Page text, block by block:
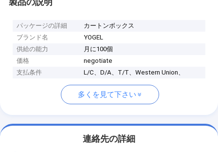
パッケージの詳細
カートンボックス
ブランド名
YOGEL
供給の能力
月に100個
価格
negotiate
支払条件
L/C、D/A、T/T、Western Union、
多くを見て下さい
連絡先の詳細